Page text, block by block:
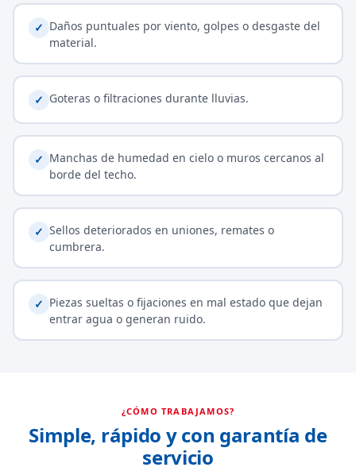
✓ Daños puntuales por viento, golpes o desgaste del
material.
✓ Goteras o filtraciones durante lluvias.
✓ Manchas de humedad en cielo o muros cercanos al
borde del techo.
✓ Sellos deteriorados en uniones, remates o
cumbrera.
✓ Piezas sueltas o fijaciones en mal estado que dejan
entrar agua o generan ruido.
¿CÓMO TRABAJAMOS?
Simple, rápido y con garantía de
servicio